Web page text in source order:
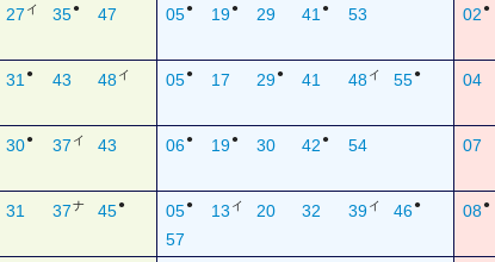
27 イ 35 ●
47
05● 19● 29 41 ● 53 02 ●
31 ● 43 48 イ 05● 17 29● 41 48 イ 55 ● 04
30● 37 イ
43
06● 19● 30 42 ● 54 07
31 37ナ 45 ● 05● 13 イ 20 32 39 イ 46 ●
57
08●